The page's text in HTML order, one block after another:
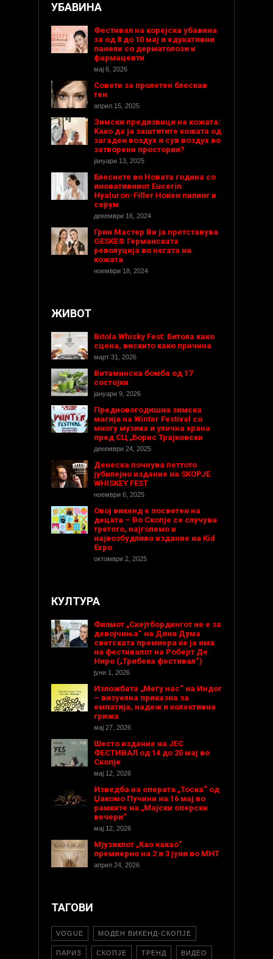
УБАВИНА
Фестивал на корејска убавина
за од 8 до 10 мај и едукативни
панели со дерматолози и
фармацевти
мај 6, 2026
Совети за пролетен блескав
тен
април 15, 2025
Зимски предизвици на кожата:
Како да ја заштитите кожата од
загаден воздух и сув воздух во
затворени простории?
јануари 13, 2025
Блеснете во Новата година со
иновативниот Eucerin
Hyaluron-Filler Ноќен пилинг и
серум
декември 16, 2024
Грин Мастер Ви ја претставува
GESKE® Германската
револуција во негата на
кожата
ноември 18, 2024
ЖИВОТ
Bitola Whisky Fest: Битола како
сцена, вискито како причина
март 31, 2026
Витаминска бомба од 17
состојки
јануари 9, 2026
Предновогодишнa зимска
магија на Winter Festival со
многу музика и улична храна
пред СЦ „Борис Трајковски
декември 24, 2025
Денеска почнува петтото
јубилејно издание на SKOPJE
WHISKEY FEST
ноември 6, 2025
Овој викенд е посветен на
децата – Во Скопје се случува
третото, најголемо и
највозбудливо издание на Kid
Expo
октомври 2, 2025
КУЛТУРА
Филмот „Скејтбордингот не е за
девојчиња“ на Дина Дума
светската премиера ќе ја има
на фестивалот на Роберт Де
Ниро („Трибека фестивал“)
јуни 1, 2026
Изложбата „Меѓу нас“ на Индог
– визуелна приказна за
емпатија, надеж и колективна
грижа
мај 27, 2026
Шесто издание на ЈЕС
ФЕСТИВАЛ од 14 до 20 мај во
Скопје
мај 12, 2026
Изведба на операта „Тоска“ од
Џакомо Пучини на 16 мај во
рамките на „Мајски оперски
вечери“
мај 12, 2026
Мјузиклот „Као какао“
премиерно на 2 и 3 јуни во МНТ
април 24, 2026
ТАГОВИ
VOGUE МОДЕН ВИКЕНД-СКОПЈЕ
ПАРИЗ СКОПЈЕ ТРЕНД ВИДЕО